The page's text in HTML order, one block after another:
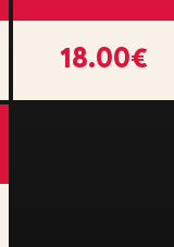
18.00€